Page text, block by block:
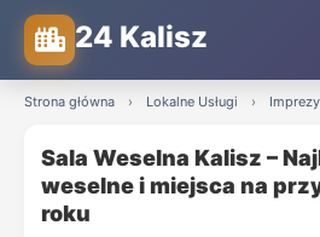
24 Kalisz
Strona główna › Lokalne Usługi ›
Sala Weselna Kalisz –
weselne i miejsca na
roku